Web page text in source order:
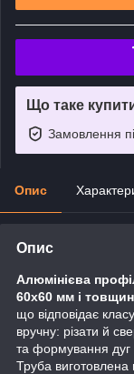
Що таке
Замовлення
Опис
Опис
Алюмінієва
60х60 мм і
що відповідає
вручну: різати й
та формування дуг
Труба виготовлена